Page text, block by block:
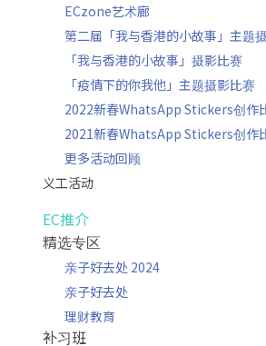
ECzone艺术廊
第二届「我与香港的小故事」主题
「我与香港的小故事」摄影比赛
「疫情下的你我他」主题摄影比赛
2022新春WhatsApp Stickers创作
2021新春WhatsApp Stickers创作
更多活动回顾
义工活动
EC推介
精选专区
亲子好去处 2024
亲子好去处
理财教育
补习班